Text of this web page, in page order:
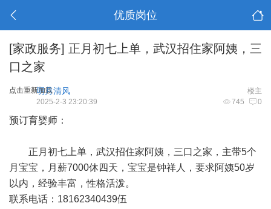
优质岗位
[家政服务] 正月初七上单，武汉招住家阿姨，三
口之家
点击重新加载 楼主
明月清风
745 0
2025-2-3 23:20:39
预订育婴师：
正月初七上单，武汉招住家阿姨，三口之家，主带5个
月宝宝，月薪7000休四天，宝宝是钟祥人，要求阿姨50岁
以内，经验丰富，性格活泼。
联系电话：18162340439伍